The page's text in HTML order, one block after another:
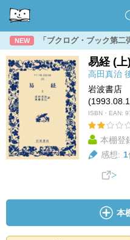
NEW 「ブクログ・ブック第
易経 (
高田真治
岩波書店
ISBN・EAN:
本棚登
感想: 1
本